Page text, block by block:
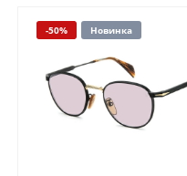
-50% Новинка